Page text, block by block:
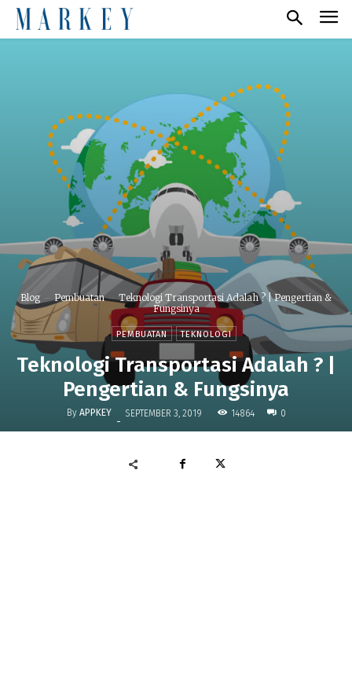
Blog Pembuatan
Teknologi Transportasi Adalah ? | Pengertian &
Fungsinya
PEMBUATAN TEKNOLOGI
Teknologi Transportasi Adalah ? |
Pengertian & Fungsinya
By APPKEY - SEPTEMBER 3, 2019 14864 0